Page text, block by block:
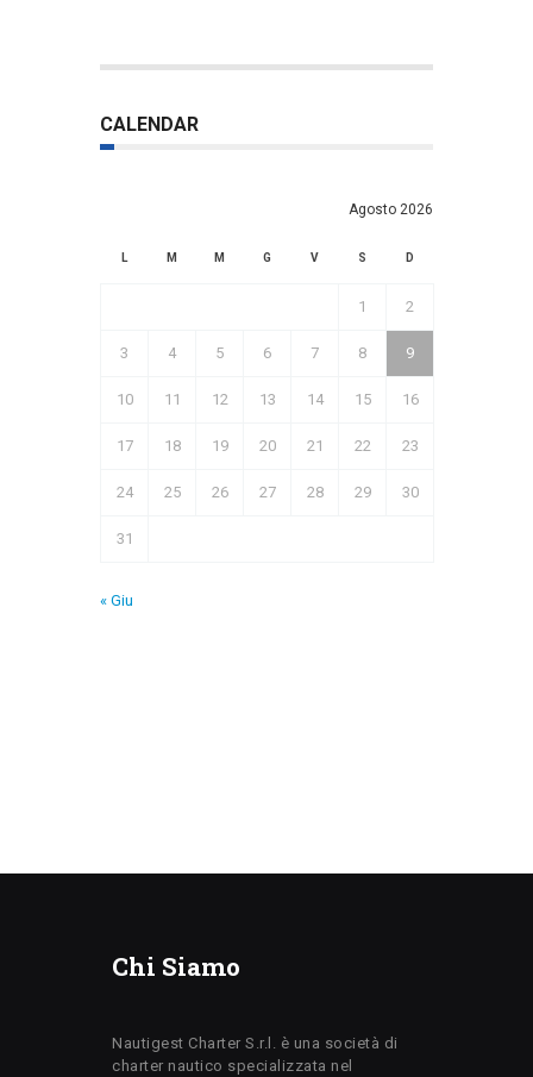
CALENDAR
Agosto 2026
L M M G V S D
1 2
3 4 5 6 7 8 9
10 11 12 13 14 15 16
17 18 19 20 21 22 23
24 25 26 27 28 29 30
31
« Giu
Chi Siamo
Nautigest Charter S.r.l. è una società di
charter nautico specializzata nel